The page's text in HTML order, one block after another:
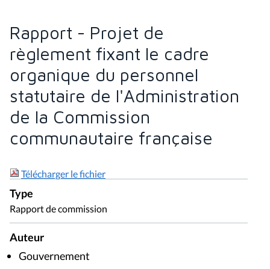
Rapport - Projet de
règlement fixant le cadre
organique du personnel
statutaire de l'Administration
de la Commission
communautaire française
Télécharger le fichier
Type
Rapport de commission
Auteur
Gouvernement